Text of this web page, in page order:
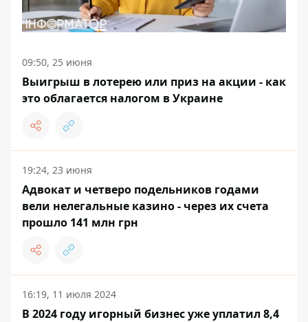
09:50, 25 июня
Выигрыш в лотерею или приз на акции - как
это облагается налогом в Украине
19:24, 23 июня
Адвокат и четверо подельников годами
вели нелегальные казино - через их счета
прошло 141 млн грн
16:19, 11 июля 2024
В 2024 году игорный бизнес уже уплатил 8,4